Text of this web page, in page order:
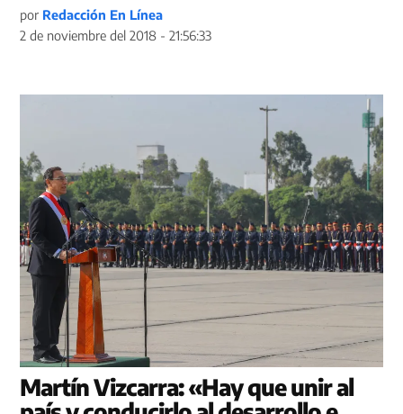
por Redacción En Línea
2 de noviembre del 2018 - 21:56:33
Martín Vizcarra: «Hay que unir al